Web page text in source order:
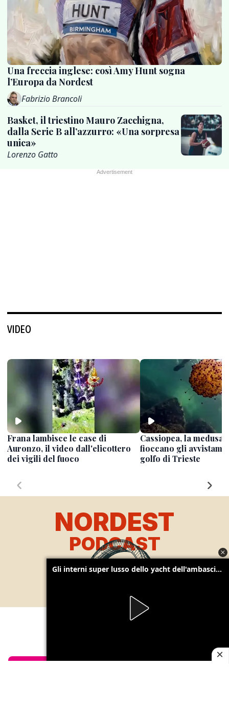
Una freccia inglese: così Amy Hunt sogna
l’Europa da Nordest
Fabrizio Brancoli
Basket, il triestino Mauro Zacchigna,
dalla Serie B all’azzurro: «Una sorpresa
unica»
Lorenzo Gatto
VIDEO
Frana lambisce le case di
Auronzo, il video dall'elicottero
dei vigili del fuoco
Cassiopea, la medusa
fioccano gli
golfo di Trieste
NORDEST
PODCAST
Gli interni super lusso dello yacht dell'ambasciatore Usa attraccato a Nordest